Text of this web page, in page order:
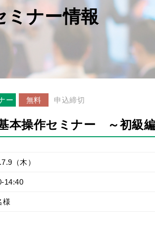
ミナー情報
ー 無料 申込締切
本操作セミナー ～初級
（木）
14:40
様